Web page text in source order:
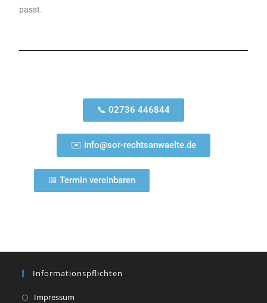
passt.
📞 02736 446844
✉️ info@sor-rechtsanwaelte.de
📅 Termin vereinbaren
Informationspflichten
Impressum